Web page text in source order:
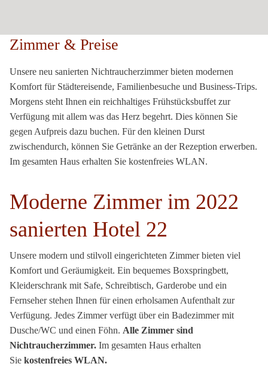
Zimmer & Preise
Unsere neu sanierten Nichtraucherzimmer bieten modernen
Komfort für Städtereisende, Familienbesuche und Business-Trips.
Morgens steht Ihnen ein reichhaltiges Frühstücksbuffet zur
Verfügung mit allem was das Herz begehrt. Dies können Sie
gegen Aufpreis dazu buchen. Für den kleinen Durst
zwischendurch, können Sie Getränke an der Rezeption erwerben.
Im gesamten Haus erhalten Sie kostenfreies WLAN.
Moderne Zimmer im 2022
sanierten Hotel 22
Unsere modern und stilvoll eingerichteten Zimmer bieten viel
Komfort und Geräumigkeit. Ein bequemes Boxspringbett,
Kleiderschrank mit Safe, Schreibtisch, Garderobe und ein
Fernseher stehen Ihnen für einen erholsamen Aufenthalt zur
Verfügung. Jedes Zimmer verfügt über ein Badezimmer mit
Dusche/WC und einen Föhn. Alle Zimmer sind
Nichtraucherzimmer. Im gesamten Haus erhalten
Sie kostenfreies WLAN.